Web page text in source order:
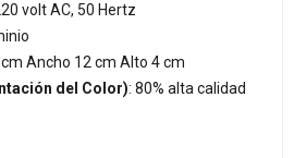
volt AC, 50 Hertz
cm Ancho 12 cm Alto 4 cm
del Color): 80% alta calidad